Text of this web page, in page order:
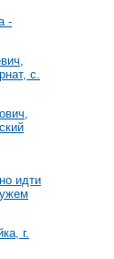
-
с.
идти
г.